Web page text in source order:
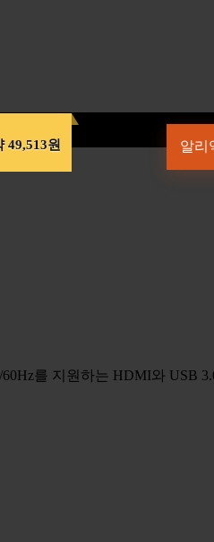
49,513원 알리
를 지원하는 HDMI와 USB